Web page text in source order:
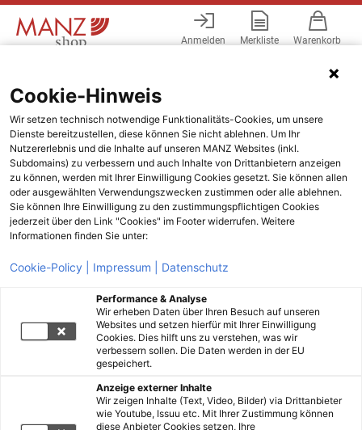
Anmelden Merkliste Warenkorb
Cookie-Hinweis
Wir setzen technisch notwendige Funktionalitäts-Cookies, um unsere
Dienste bereitzustellen, diese können Sie nicht ablehnen. Um Ihr
Nutzererlebnis und die Inhalte auf unseren MANZ Websites (inkl.
Subdomains) zu verbessern und auch Inhalte von Drittanbietern anzeigen
zu können, werden mit Ihrer Einwilligung Cookies gesetzt. Sie können allen
oder ausgewählten Verwendungszwecken zustimmen oder alle ablehnen.
Sie können Ihre Einwilligung zu den zustimmungspflichtigen Cookies
jederzeit über den Link "Cookies" im Footer widerrufen. Weitere
Informationen finden Sie unter:
Cookie-Policy | Impressum | Datenschutz
Performance & Analyse
Wir erheben Daten über Ihren Besuch auf unseren
Websites und setzen hierfür mit Ihrer Einwilligung
Cookies. Dies hilft uns zu verstehen, was wir
verbessern sollen. Die Daten werden in der EU
gespeichert.
Anzeige externer Inhalte
Wir zeigen Inhalte (Text, Video, Bilder) via Drittanbieter
wie Youtube, Issuu etc. Mit Ihrer Zustimmung können
diese Anbieter Cookies setzen, Ihre